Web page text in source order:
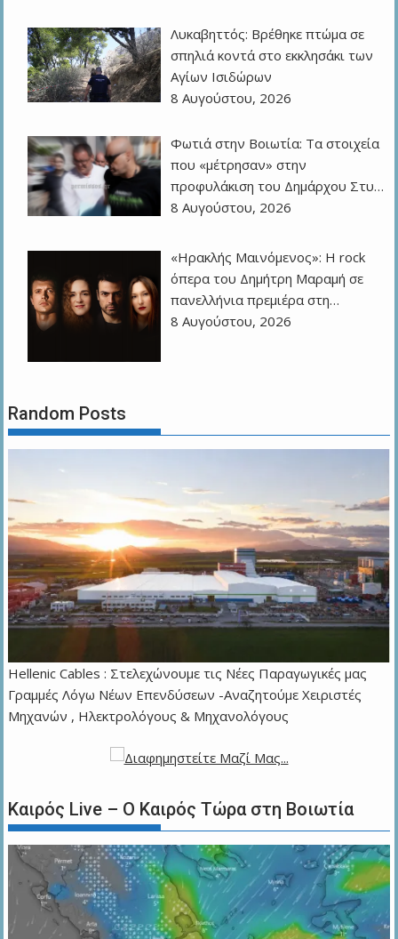
Λυκαβηττός: Βρέθηκε πτώμα σε
σπηλιά κοντά στο εκκλησάκι των
Αγίων Ισιδώρων
8 Αυγούστου, 2026
Φωτιά στην Βοιωτία: Τα στοιχεία
που «μέτρησαν» στην
προφυλάκιση του Δημάρχου Στυ…
8 Αυγούστου, 2026
«Ηρακλής Μαινόμενος»: H rock
όπερα του Δημήτρη Μαραμή σε
πανελλήνια πρεμιέρα στη…
8 Αυγούστου, 2026
Random Posts
Hellenic Cables : Στελεχώνουμε τις Νέες Παραγωγικές μας
Γραμμές Λόγω Νέων Επενδύσεων -Αναζητούμε Χειριστές
Μηχανών , Ηλεκτρολόγους & Μηχανολόγους
Καιρός Live – Ο Καιρός Τώρα στη Βοιωτία